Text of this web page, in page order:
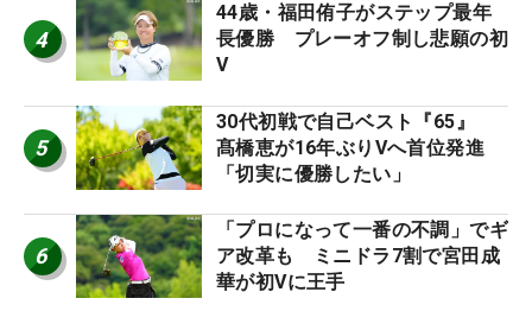
4
44歳・福田侑子がステップ最年
長優勝 プレーオフ制し悲願の初
V
5
30代初戦で自己ベスト『65』
髙橋恵が16年ぶりVへ首位発進
「切実に優勝したい」
6
「プロになって一番の不調」でギ
ア改革も ミニドラ7割で宮田成
華が初Vに王手